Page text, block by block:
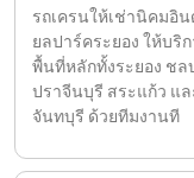
รถเครนให้เช่านิคมอิน
ยลปาร์คระยอง ให้บริ
พื้นที่หลักทั้งระยอง ชล
ปราจีนบุรี สระแก้ว แล
จันทบุรี ด้วยทีมงานที